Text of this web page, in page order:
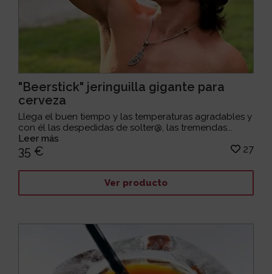
"Beerstick" jeringuilla gigante para
cerveza
Llega el buen tiempo y las temperaturas agradables y
con él las despedidas de solter@, las tremendas...
Leer más
35 € 27
Ver producto